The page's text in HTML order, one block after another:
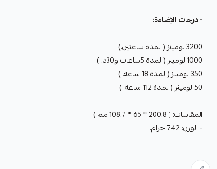
- درجات الإضاءة:
3200 لومينز ( لمدة ساعتين.)
1000 لومينز ( لمدة 5ساعات و30د. )
350 لومينز ( لمدة 18 ساعة. )
50 لومينز ( لمدة 112 ساعة. )
المقاسات: ( 200.8 * 65 * 108.7 مم )
- الوزن: 742
جرام.